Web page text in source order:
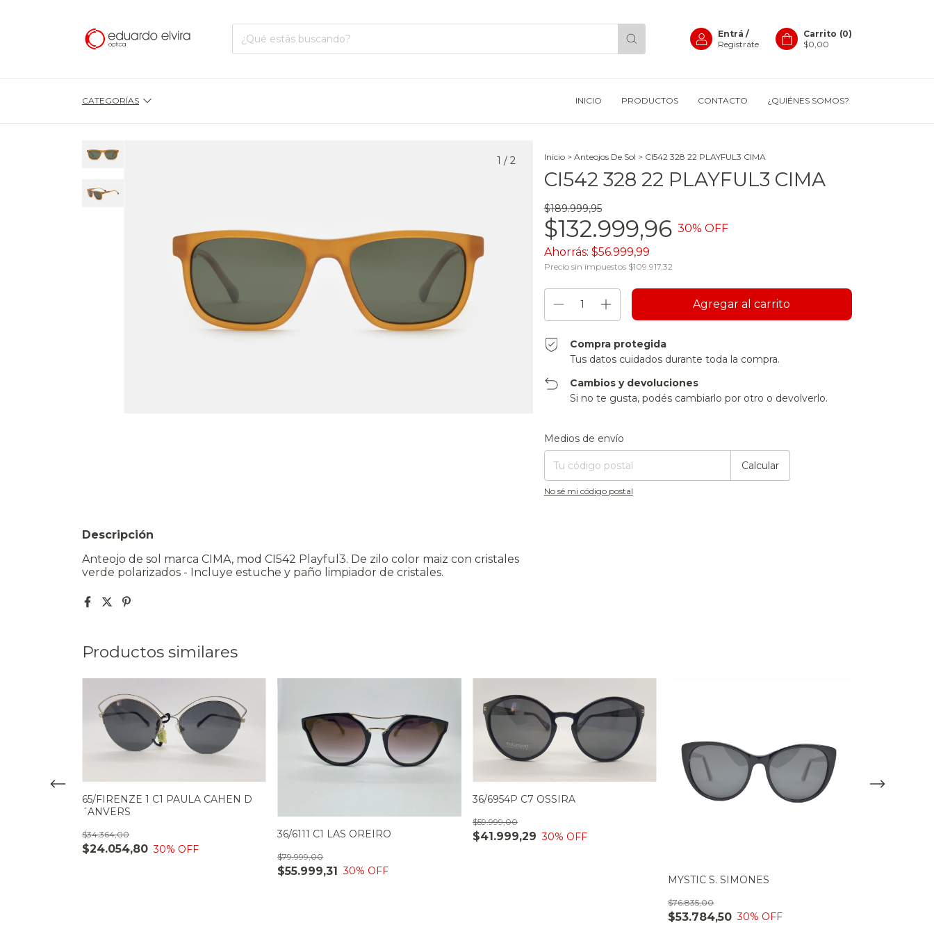
Entrá /
Registráte
Carrito (0)
$0,00
CATEGORÍAS INICIO PRODUCTOS CONTACTO ¿QUIÉNES SOMOS?
1 / 2 Inicio > Anteojos De Sol > CI542 328 22 PLAYFUL3 CIMA
CI542 328 22 PLAYFUL3 CIMA
$189.999,95
$132.999,96 30% OFF
Ahorrás: $56.999,99
Precio sin impuestos $109.917,32
Compra protegida
Tus datos cuidados durante toda la compra.
Cambios y devoluciones
Si no te gusta, podés cambiarlo por otro o devolverlo.
Entregas para el CP:
Medios de envío
Calcular
No sé mi código postal
Descripción
Anteojo de sol marca CIMA, mod CI542 Playful3. De zilo color maiz con cristales
verde polarizados - Incluye estuche y paño limpiador de cristales.
Productos similares
65/FIRENZE 1 C1 PAULA CAHEN D
´ANVERS
$24.054,80
$34.364,00
30% OFF
36/6111 C1 LAS OREIRO
$55.999,31
$79.999,00
30% OFF
36/6954P C7 OSSIRA
$41.999,29
$59.999,00
30% OFF
MYSTIC S. SIMONES
$53.784,50
$76.835,00
30% OFF